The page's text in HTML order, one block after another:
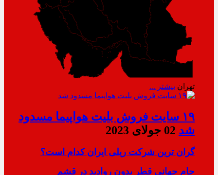
تهران بیشتر ...
۱۹ سایت فروش بلیت هواپیما مسدود
شد 02 جولای 2023
گران ترین شرکت ریلی ایران کدام است؟
جام جهانی قطر بدون روادید در قشم